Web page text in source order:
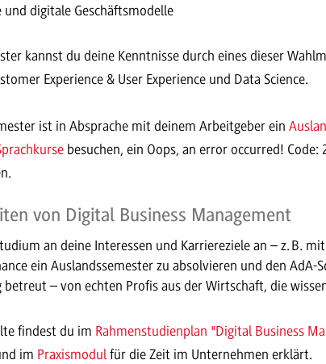
und digitale Geschäftsmodelle
kannst du deine Kenntnisse durch eines dieser
Experience & User Experience und Data Science.
ist in Absprache mit deinem Arbeitgeber ein
besuchen, ein Oops, an error occurred!
von Digital Business Management
an deine Interessen und Karriereziele an – z. B.
ein Auslandssemester zu absolvieren und den
betreut – von echten Profis aus der Wirtschaft, die
findest du im Rahmenstudienplan "Digital Business
im Praxismodul für die Zeit im Unternehmen erklärt.